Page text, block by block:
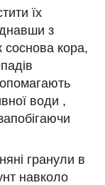
їх
з
соснова кора,
води ,
гранули в
навколо